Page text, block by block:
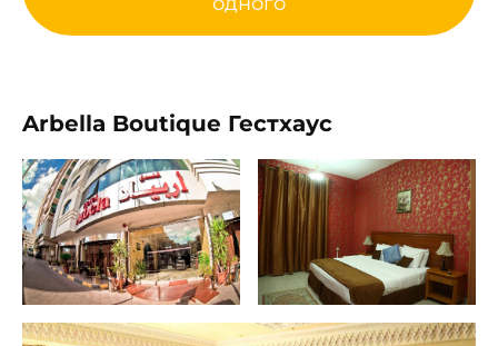
Arbella Boutique Гестхаус